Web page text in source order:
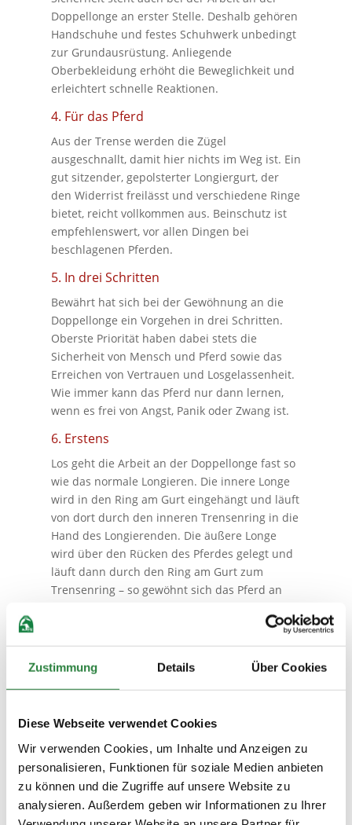
Zustimmung Details Über Cookies
Diese Webseite verwendet Cookies
Wir verwenden Cookies, um Inhalte und Anzeigen zu
personalisieren, Funktionen für soziale Medien anbieten
zu können und die Zugriffe auf unsere Website zu
analysieren. Außerdem geben wir Informationen zu Ihrer
Doppellonge an erster Stelle. Deshalb gehören
Handschuhe und festes Schuhwerk unbedingt
zur Grundausrüstung. Anliegende
Oberbekleidung erhöht die Beweglichkeit und
erleichtert schnelle Reaktionen.
4. Für das Pferd
Aus der Trense werden die Zügel
ausgeschnallt, damit hier nichts im Weg ist. Ein
gut sitzender, gepolsterter Longiergurt, der
den Widerrist freilässt und verschiedene Ringe
bietet, reicht vollkommen aus. Beinschutz ist
empfehlenswert, vor allen Dingen bei
beschlagenen Pferden.
5. In drei Schritten
Bewährt hat sich bei der Gewöhnung an die
Doppellonge ein Vorgehen in drei Schritten.
Oberste Priorität haben dabei stets die
Sicherheit von Mensch und Pferd sowie das
Erreichen von Vertrauen und Losgelassenheit.
Wie immer kann das Pferd nur dann lernen,
wenn es frei von Angst, Panik oder Zwang ist.
6. Erstens
Los geht die Arbeit an der Doppellonge fast so
wie das normale Longieren. Die innere Longe
wird in den Ring am Gurt eingehängt und läuft
von dort durch den inneren Trensenring in die
Hand des Longierenden. Die äußere Longe
wird über den Rücken des Pferdes gelegt und
läuft dann durch den Ring am Gurt zum
Trensenring – so gewöhnt sich das Pferd an
Ist das Pferd in der ersten Verschnallung
entspannt und zufrieden, geht es weiter zu
bei Schritt eins. Hier braucht es jetzt Ruhe und
Geduld, denn jedes Pferd reagiert anders auf
die Longe am Hinterbein.
8. Drittens
Akzeptiert das Pferd auf beiden Händen die